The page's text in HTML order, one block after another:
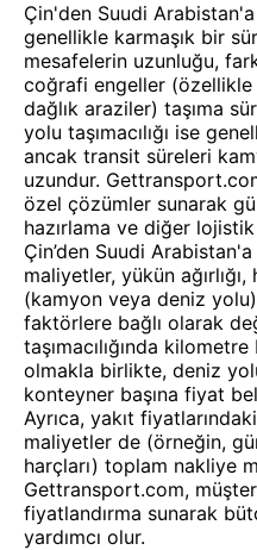
Çin'den Suudi
genellikle karmaşık bir
mesafelerin uzunluğu,
coğrafi engeller (özellikle
dağlık araziler) taşıma
yolu taşımacılığı ise
ancak transit süreleri
uzundur.
özel çözümler sunarak
hazırlama ve diğer
Çin’den Suudi
maliyetler, yükün
(kamyon veya deniz
faktörlere bağlı olarak
taşımacılığında
olmakla birlikte, deniz
konteyner başına fiyat
Ayrıca, yakıt
maliyetler de (örneğin,
harçları) toplam nakliye
Gettransport.com,
fiyatlandırma sunarak
yardımcı olur.